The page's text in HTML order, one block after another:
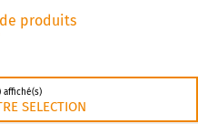
produits
affiché(s)
SELECTION